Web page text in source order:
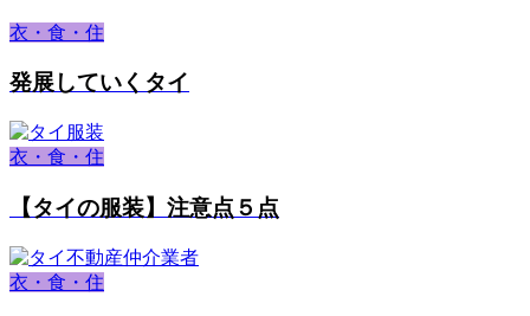
衣・食・住
発展していくタイ
衣・食・住
【タイの服装】注意点５点
衣・食・住